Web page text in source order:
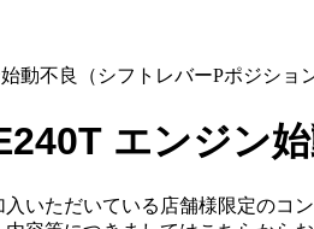
動不良（シフトレバーPポジショ
エンジン
いただいている店舗様限定のコン